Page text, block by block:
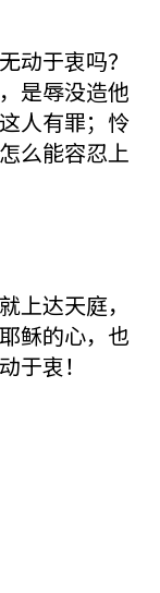
动于衷吗？
是辱没造他
人有罪；怜
么能容忍上
上达天庭，
稣的心，也
于衷！